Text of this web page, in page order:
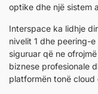
optike dhe një sistem
Interspace ka lidhje
nivelit 1 dhe peering-
siguruar që ne
biznese profesionale
platformën tonë cloud